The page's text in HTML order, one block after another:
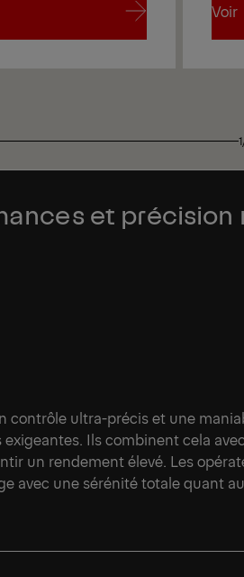
Voir
et précision
contrôle ultra-précis et une
Ils combinent cela
un rendement élevé. Les
avec une sérénité totale quant